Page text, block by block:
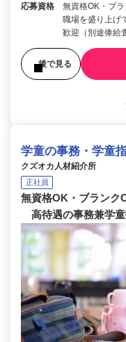
応募資格
無資格OK・ブ
職場を盛り上げ
歓迎（別途俸給
後で見る
学童の事務・学童
クズオカ人材紹介所
正社員
無資格OK・ブランク
高待遇の事務兼学